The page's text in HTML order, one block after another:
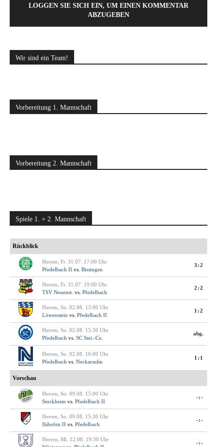
LOGGEN SIE SICH EIN, UM EINEN KOMMENTAR
ABZUGEBEN
Wir sind ein Team!
Vorbereitung 1. Mannschaft
Vorbereitung 2. Mannschaft
Spiele 1. + 2. Mannschaft
Rückblick
Herren, Fr. 31.07. 17:00 Uhr
Pfedelbach II vs. Bissingen
3:2
Herren, Fr. 31.07. 19:00 Uhr
TSV Neuenst. vs. Pfedelbach
2:2
Herren, So. 02.08. 15:00 Uhr
Löwenstein vs. Pfedelbach II
1:2
Herren, So. 02.08. 15:30 Uhr
Pfedelbach vs. SC Stei.-Co.
abg.
Herren, So. 02.08. 16:00 Uhr
Pfedelbach vs. Neckarsulm
1:1
Vorschau
Herren, So. 09.08. 15:00 Uhr
Stockheim vs. Pfedelbach II
-:-
Herren, So. 09.08. 15:30 Uhr
Ilshofen II vs. Pfedelbach
-:-
Herren, Mi. 12.08. 19:30 Uhr
-:-